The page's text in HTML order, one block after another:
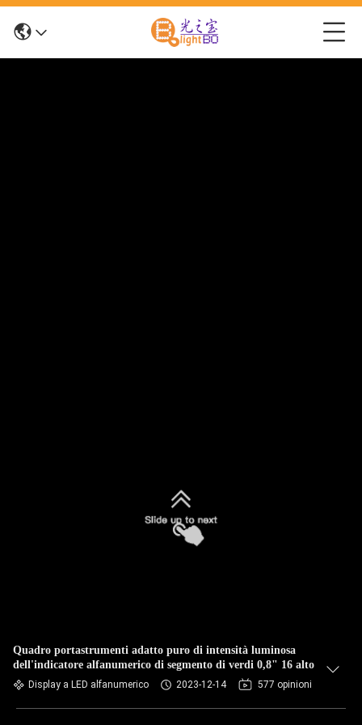
Quadro portastrumenti adatto puro di intensità luminosa
dell'indicatore alfanumerico di segmento di verdi 0,8" 16 alto
Display a LED alfanumerico 2023-12-14 577 opinioni